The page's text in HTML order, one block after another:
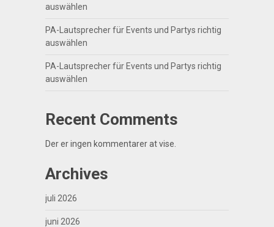
auswählen
PA-Lautsprecher für Events und Partys richtig
auswählen
PA-Lautsprecher für Events und Partys richtig
auswählen
Recent Comments
Der er ingen kommentarer at vise.
Archives
juli 2026
juni 2026